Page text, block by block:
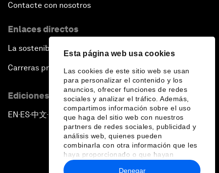
Esta página web usa cookies
Las cookies de este sitio web se usan
para personalizar el contenido y los
anuncios, ofrecer funciones de redes
sociales y analizar el tráfico. Además,
compartimos información sobre el uso
que haga del sitio web con nuestros
partners de redes sociales, publicidad y
análisis web, quienes pueden
combinarla con otra información que les
haya proporcionado o que hayan
recopilado a partir del uso que haya
Denegar
Contacte con nosotros
Enlaces directos
La sostenibilidad en el Foro
Carreras profesionales
Ediciones en otros idiomas
EN ▪ ES▪中文▪ 日本語